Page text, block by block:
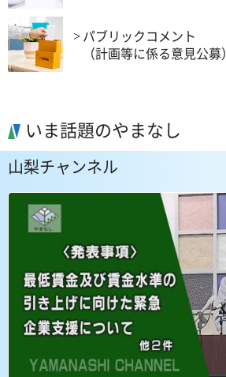
パブリックコメント
（計画等に係る意見公募）
いま話題のやまなし
山梨チャンネル